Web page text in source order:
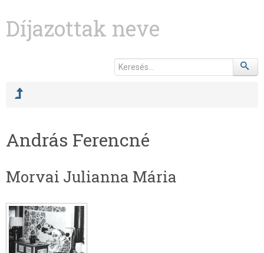
Díjazottak neve
András Ferencné
Morvai Julianna Mária